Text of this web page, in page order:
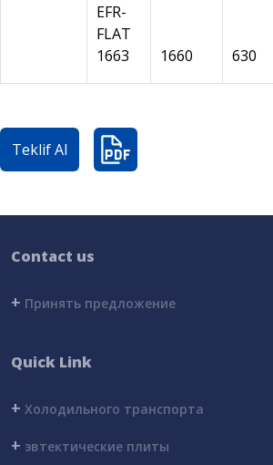
EFR-
FLAT
1663
1660 630
Teklif Al
Contact us
+ Принять предложение
Quick Link
+ Холодильного транспорта
+ эвтектические плиты